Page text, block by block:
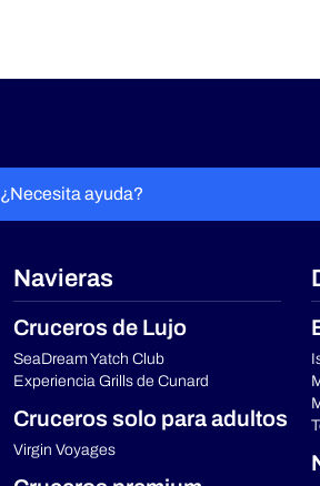
¿Necesita ayuda?
Navieras
Cruceros de Lujo
SeaDream Yatch Club
Experiencia Grills de Cunard
Cruceros solo para adultos
Virgin Voyages